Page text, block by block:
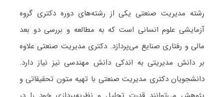
رشته مدیریت صنعتی یکی از رشته‌های دوره دکتری گروه
آزمایشی علوم انسانی است که به مطالعه و بررسی دو بعد
مالی و رفتاری صنایع می‌پردازد. دکتری مدیریت صنعتی علاوه
بر دانش مدیریتی به اندکی دانش مهندسی نیز نیاز دارد.
دانشجویان دکتری مدیریت صنعتی با تهیه متون تحقیقاتی و